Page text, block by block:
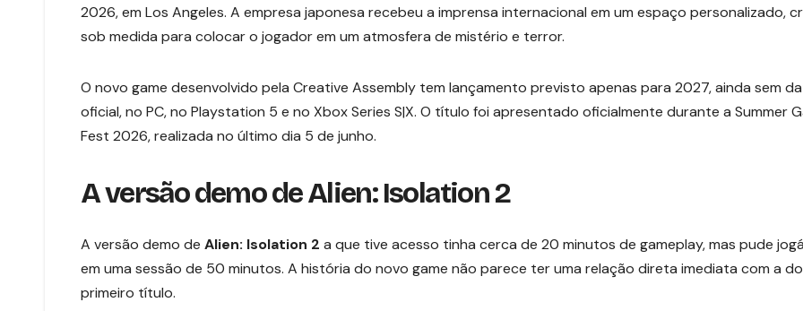
2026, em Los Angeles. A empresa japonesa recebeu a imprensa internacional em um espaço personalizado,
sob medida para colocar o jogador em um atmosfera de mistério e terror.
O novo game desenvolvido pela Creative Assembly tem lançamento previsto apenas para 2027, ainda sem
oficial, no PC, no Playstation 5 e no Xbox Series S|X. O título foi apresentado oficialmente durante a Summer
Fest 2026, realizada no último dia 5 de junho.
A versão demo de Alien: Isolation 2
A versão demo de Alien: Isolation 2 a que tive acesso tinha cerca de 20 minutos de gameplay, mas pude
em uma sessão de 50 minutos. A história do novo game não parece ter uma relação direta imediata com a do
primeiro título.